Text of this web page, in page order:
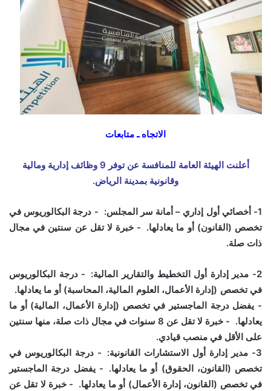
الاتجاه ـ متابعات
أعلنت الهيئة العامة للمنافسة عن توفر 9 وظائف إدارية ومالية
وقانونية بمدينة الرياض.
‎1- أخصائي أول إداري – أمانة سر المجلس: - درجة البكالوريوس في
تخصص (القانون) أو ما يعادلها. - خبرة لا تقل عن سنتين في مجال
ذات صلة.
‎2- مدير إدارة أول التخطيط والتقارير المالية: - درجة البكالوريوس
في تخصص (إدارة الأعمال، العلوم المالية، المحاسبة) أو ما يعادلها.
- يفضل درجة الماجستير في تخصص (إدارة الأعمال، المالية) أو ما
يعادلها. - خبرة لا تقل عن 8 سنوات في مجال ذات صلة، منها سنتين
على الأقل في منصب قيادي.
‎3- مدير إدارة أول الاستشارات القانونية: - درجة البكالوريوس في
تخصص (القانون، الحقوق) أو ما يعادلها. - يفضل درجة الماجستير
في تخصص (القانون، إدارة الأعمال) أو ما يعادلها. - خبرة لا تقل عن